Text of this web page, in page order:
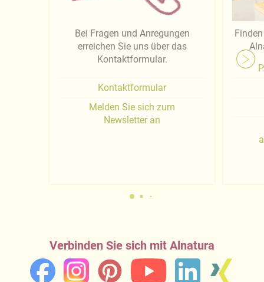
Bei Fragen und Anregungen
erreichen Sie uns über das
Kontaktformular.
Kontaktformular
Melden Sie sich zum
Newsletter an
Verbinden Sie sich mit Alnatura